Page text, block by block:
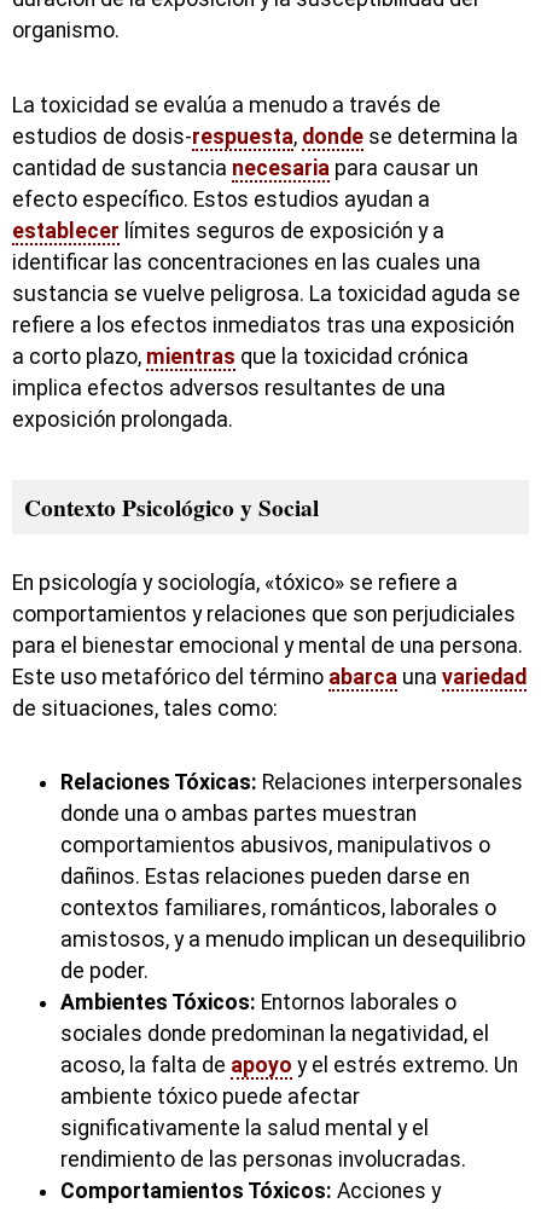
organismo.
La toxicidad se evalúa a menudo a través de
estudios de dosis-respuesta, donde se determina la
cantidad de sustancia necesaria para causar un
efecto específico. Estos estudios ayudan a
establecer límites seguros de exposición y a
identificar las concentraciones en las cuales una
sustancia se vuelve peligrosa. La toxicidad aguda se
refiere a los efectos inmediatos tras una exposición
a corto plazo, mientras que la toxicidad crónica
implica efectos adversos resultantes de una
exposición prolongada.
Contexto Psicológico y Social
En psicología y sociología, «tóxico» se refiere a
comportamientos y relaciones que son perjudiciales
para el bienestar emocional y mental de una persona.
Este uso metafórico del término abarca una variedad
de situaciones, tales como:
Relaciones Tóxicas: Relaciones interpersonales
donde una o ambas partes muestran
comportamientos abusivos, manipulativos o
dañinos. Estas relaciones pueden darse en
contextos familiares, románticos, laborales o
amistosos, y a menudo implican un desequilibrio
de poder.
Ambientes Tóxicos: Entornos laborales o
sociales donde predominan la negatividad, el
acoso, la falta de apoyo y el estrés extremo. Un
ambiente tóxico puede afectar
significativamente la salud mental y el
rendimiento de las personas involucradas.
Comportamientos Tóxicos: Acciones y